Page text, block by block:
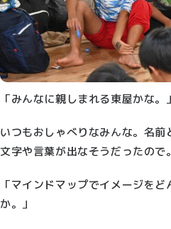
「みんなに親しまれる東屋かな。」
いつもおしゃべりなみんな。名前
文字や言葉が出なそうだったので。
「マインドマップでイメージを
か。」